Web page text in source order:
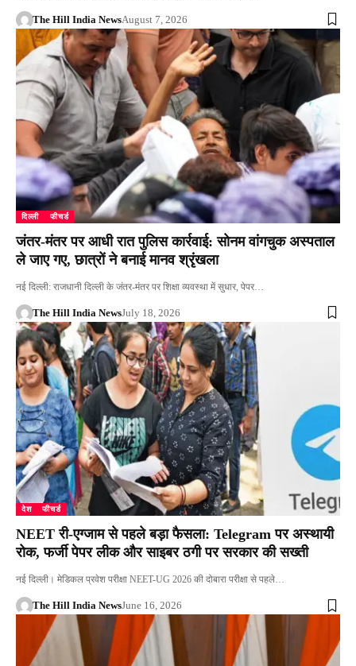
The Hill India NewsAugust 7, 2026
दिल्ली फीचर्ड
जंतर-मंतर पर आधी रात पुलिस कार्रवाई: सोनम वांगचुक अस्पताल
ले जाए गए, छात्रों ने बनाई मानव श्रृंखला
नई दिल्ली: राजधानी दिल्ली के जंतर-मंतर पर शिक्षा व्यवस्था में सुधार, पेपर…
The Hill India NewsJuly 18, 2026
देश फीचर्ड
NEET री-एग्जाम से पहले बड़ा फैसला: Telegram पर अस्थायी
रोक, फर्जी पेपर लीक और साइबर ठगी पर सरकार की सख्ती
नई दिल्ली। मेडिकल प्रवेश परीक्षा NEET-UG 2026 की दोबारा परीक्षा से पहले…
The Hill India NewsJune 16, 2026